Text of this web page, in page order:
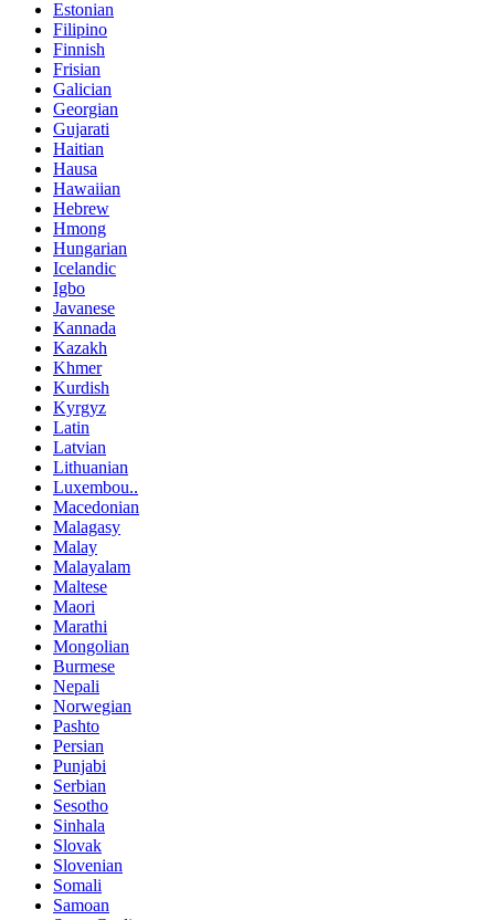
Estonian
Filipino
Finnish
Frisian
Galician
Georgian
Gujarati
Haitian
Hausa
Hawaiian
Hebrew
Hmong
Hungarian
Icelandic
Igbo
Javanese
Kannada
Kazakh
Khmer
Kurdish
Kyrgyz
Latin
Latvian
Lithuanian
Luxembou..
Macedonian
Malagasy
Malay
Malayalam
Maltese
Maori
Marathi
Mongolian
Burmese
Nepali
Norwegian
Pashto
Persian
Punjabi
Serbian
Sesotho
Sinhala
Slovak
Slovenian
Somali
Samoan